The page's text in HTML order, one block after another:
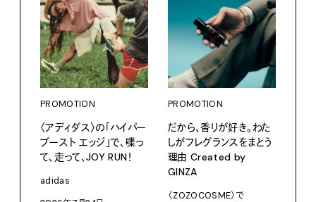
PROMOTION
〈アディダス〉の「ハイパー
ブースト エッジ」で、喋っ
て、走って、JOY RUN！
adidas
PROMOTION
だから、香りが好き。わた
しがフレグランスをまとう
理由 Created by
GINZA
〈ZOZOCOSME〉で